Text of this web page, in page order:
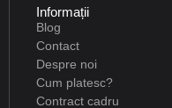
Informații
Blog
Contact
Despre noi
Cum platesc?
Contract cadru